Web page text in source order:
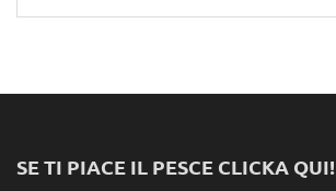
for:
SE TI PIACE IL PESCE CLICKA QUI!